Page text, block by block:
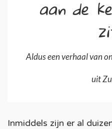
aan de
Aldus een verhaal van
uit
Inmiddels zijn er al